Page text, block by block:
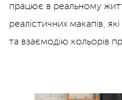
працює в реальному
реалістичних макапів,
та взаємодію кольорів